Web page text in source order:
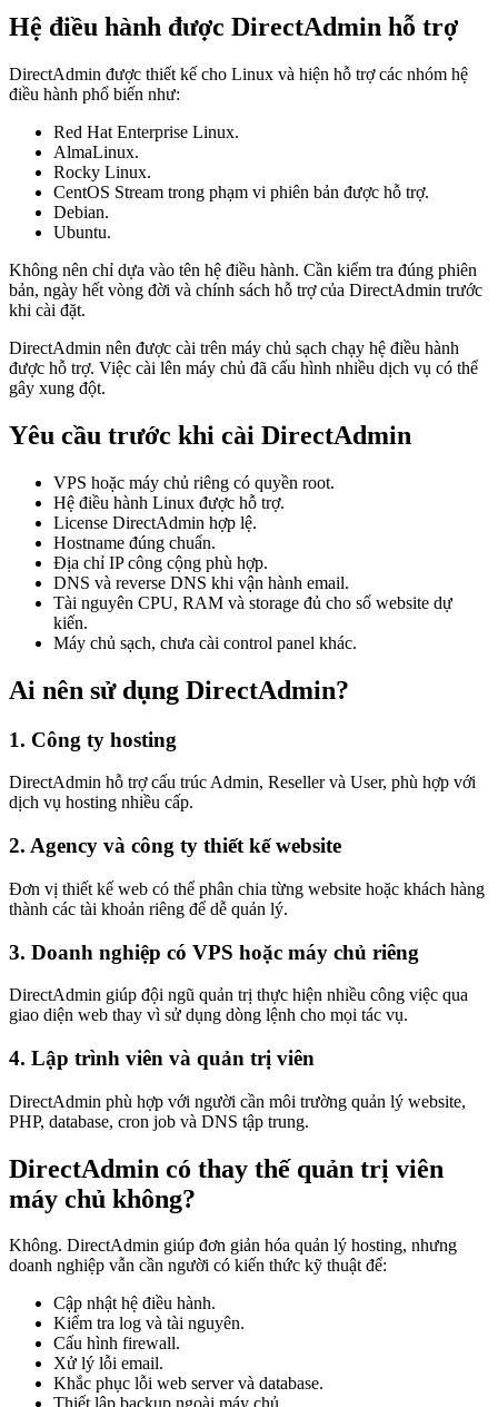
Hệ điều hành được DirectAdmin hỗ trợ
DirectAdmin được thiết kế cho Linux và hiện hỗ trợ các nhóm hệ
điều hành phổ biến như:
Red Hat Enterprise Linux.
AlmaLinux.
Rocky Linux.
CentOS Stream trong phạm vi phiên bản được hỗ trợ.
Debian.
Ubuntu.
Không nên chỉ dựa vào tên hệ điều hành. Cần kiểm tra đúng phiên
bản, ngày hết vòng đời và chính sách hỗ trợ của DirectAdmin trước
khi cài đặt.
DirectAdmin nên được cài trên máy chủ sạch chạy hệ điều hành
được hỗ trợ. Việc cài lên máy chủ đã cấu hình nhiều dịch vụ có thể
gây xung đột.
Yêu cầu trước khi cài DirectAdmin
VPS hoặc máy chủ riêng có quyền root.
Hệ điều hành Linux được hỗ trợ.
License DirectAdmin hợp lệ.
Hostname đúng chuẩn.
Địa chỉ IP công cộng phù hợp.
DNS và reverse DNS khi vận hành email.
Tài nguyên CPU, RAM và storage đủ cho số website dự
kiến.
Máy chủ sạch, chưa cài control panel khác.
Ai nên sử dụng DirectAdmin?
1. Công ty hosting
DirectAdmin hỗ trợ cấu trúc Admin, Reseller và User, phù hợp với
dịch vụ hosting nhiều cấp.
2. Agency và công ty thiết kế website
Đơn vị thiết kế web có thể phân chia từng website hoặc khách hàng
thành các tài khoản riêng để dễ quản lý.
3. Doanh nghiệp có VPS hoặc máy chủ riêng
DirectAdmin giúp đội ngũ quản trị thực hiện nhiều công việc qua
giao diện web thay vì sử dụng dòng lệnh cho mọi tác vụ.
4. Lập trình viên và quản trị viên
DirectAdmin phù hợp với người cần môi trường quản lý website,
PHP, database, cron job và DNS tập trung.
DirectAdmin có thay thế quản trị viên
máy chủ không?
Không. DirectAdmin giúp đơn giản hóa quản lý hosting, nhưng
doanh nghiệp vẫn cần người có kiến thức kỹ thuật để:
Cập nhật hệ điều hành.
Kiểm tra log và tài nguyên.
Cấu hình firewall.
Xử lý lỗi email.
Khắc phục lỗi web server và database.